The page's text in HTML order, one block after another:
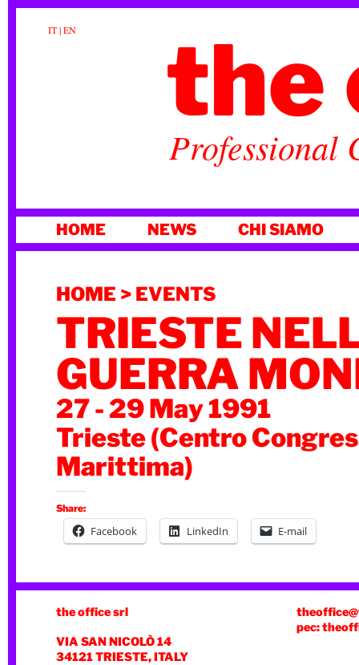
IT|EN the
Professional
AL
HOME NEWS CHI SIAMO
HOME > EVENTS
TRIESTE
GUERRA
27 - 29 May 1991
Trieste (Centro
Marittima)
Share:
Facebook LinkedIn E-mail
the office srl
VIA SAN NICOLÒ 14
34121 TRIESTE, ITALY
pec: